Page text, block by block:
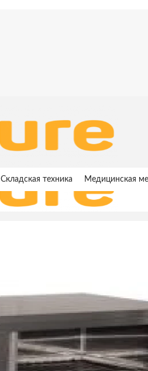
Складская техника Медицинская